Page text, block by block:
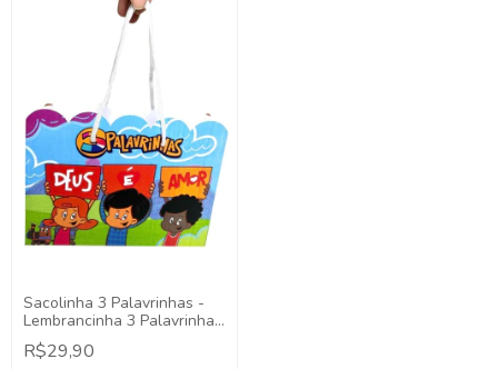
Sacolinha 3 Palavrinhas -
Lembrancinha 3 Palavrinhas
Pct 10 Unidades Sacolinha
3 Palavrinhas
R$29,90